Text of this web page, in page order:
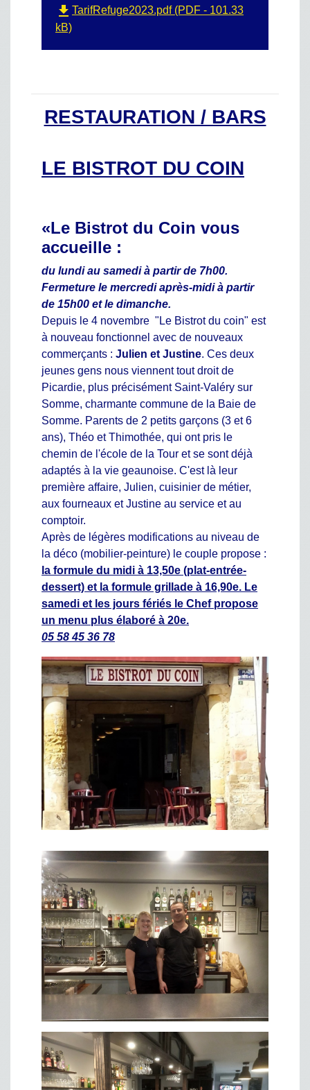
file_download TarifRefuge2023.pdf (PDF - 101.33
kB)
RESTAURATION / BARS
LE BISTROT DU COIN
«Le Bistrot du Coin vous
accueille :
du lundi au samedi à partir de 7h00.
Fermeture le mercredi après-midi à partir
de 15h00 et le dimanche.
Depuis le 4 novembre "Le Bistrot du coin" est
à nouveau fonctionnel avec de nouveaux
commerçants : Julien et Justine. Ces deux
jeunes gens nous viennent tout droit de
Picardie, plus précisément Saint-Valéry sur
Somme, charmante commune de la Baie de
Somme. Parents de 2 petits garçons (3 et 6
ans), Théo et Thimothée, qui ont pris le
chemin de l'école de la Tour et se sont déjà
adaptés à la vie geaunoise. C'est là leur
première affaire, Julien, cuisinier de métier,
aux fourneaux et Justine au service et au
comptoir.
Après de légères modifications au niveau de
la déco (mobilier-peinture) le couple propose :
la formule du midi à 13,50e (plat-entrée-
dessert) et la formule grillade à 16,90e. Le
samedi et les jours fériés le Chef propose
un menu plus élaboré à 20e.
05 58 45 36 78